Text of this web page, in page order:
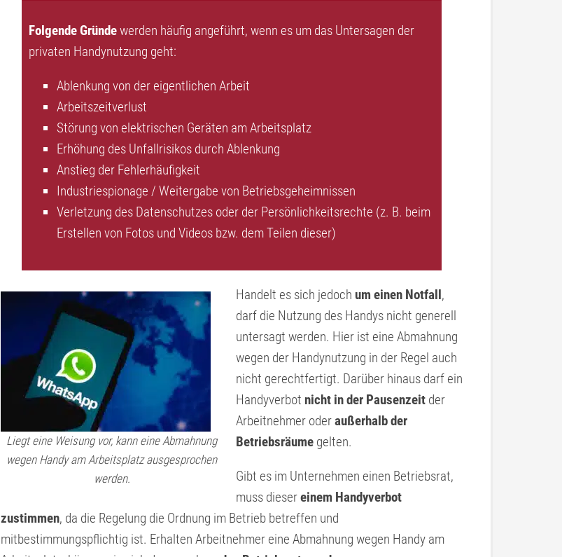
Folgende Gründewerden häufig angeführt, wenn es um das Untersagen der
privaten Handynutzung geht:
Ablenkung von der eigentlichen Arbeit
Arbeitszeitverlust
Störung von elektrischen Geräten am Arbeitsplatz
Erhöhung des Unfallrisikos durch Ablenkung
Anstieg der Fehlerhäufigkeit
Industriespionage / Weitergabe von Betriebsgeheimnissen
Verletzung des Datenschutzes oder der Persönlichkeitsrechte (z. B. beim
Erstellen von Fotos und Videos bzw. dem Teilen dieser)
Liegt eine Weisung vor, kann eine Abmahnung
wegen Handy am Arbeitsplatz ausgesprochen
werden.
Handelt es sich jedoch um einen Notfall,
darf die Nutzung des Handys nicht generell
untersagt werden. Hier ist eine Abmahnung
wegen der Handynutzung in der Regel auch
nicht gerechtfertigt. Darüber hinaus darf ein
Handyverbot nicht in der Pausenzeit der
Arbeitnehmer oderaußerhalb der
Betriebsräume gelten.
Gibt es im Unternehmen einen Betriebsrat,
muss diesereinem Handyverbot
zustimmen, da die Regelung die Ordnung im Betrieb betreffen und
mitbestimmungspflichtig ist. Erhalten Arbeitnehmer eine Abmahnung wegen Handy am